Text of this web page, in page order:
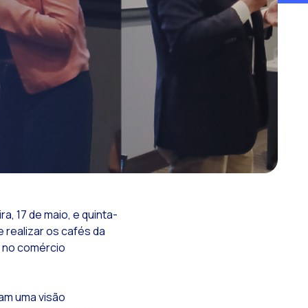
omnichannel.
17 de maio, e quinta-
realizar os cafés da
comércio
uma visão